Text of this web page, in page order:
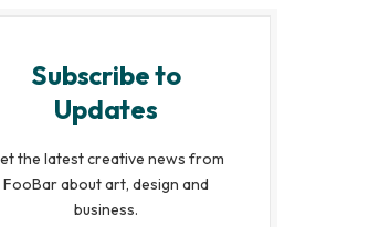
Subscribe to
Updates
the latest creative news from
FooBar about art, design and
business.